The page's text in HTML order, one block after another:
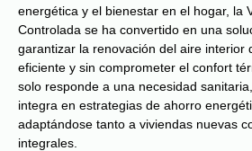
energética y el bienestar en el hogar, la
Controlada se ha convertido en una
garantizar la renovación del aire interior
eficiente y sin comprometer el confort
solo responde a una necesidad
integra en estrategias de ahorro
adaptándose tanto a viviendas nuevas
integrales.